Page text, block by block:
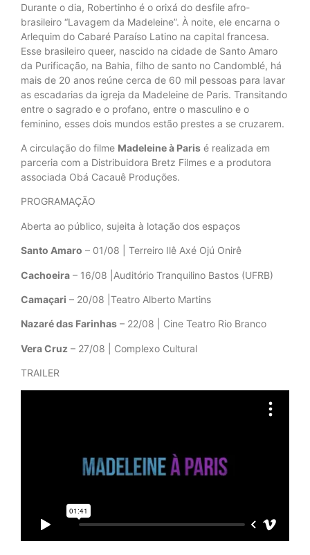
Durante o dia, Robertinho é o orixá do desfile afro-
brasileiro “Lavagem da Madeleine”. À noite, ele encarna o
Arlequim do Cabaré Paraíso Latino na capital francesa.
Esse brasileiro queer, nascido na cidade de Santo Amaro
da Purificação, na Bahia, filho de santo no Candomblé, há
mais de 20 anos reúne cerca de 60 mil pessoas para lavar
as escadarias da igreja da Madeleine de Paris. Transitando
entre o sagrado e o profano, entre o masculino e o
feminino, esses dois mundos estão prestes a se cruzarem.
A circulação do filme Madeleine à Paris é realizada em
parceria com a Distribuidora Bretz Filmes e a produtora
associada Obá Cacauê Produções.
PROGRAMAÇÃO
Aberta ao público, sujeita à lotação dos espaços
Santo Amaro – 01/08 | Terreiro Ilê Axé Ojú Onirê
Cachoeira – 16/08 |Auditório Tranquilino Bastos (UFRB)
Camaçari – 20/08 |Teatro Alberto Martins
Nazaré das Farinhas – 22/08 | Cine Teatro Rio Branco
Vera Cruz – 27/08 | Complexo Cultural
TRAILER